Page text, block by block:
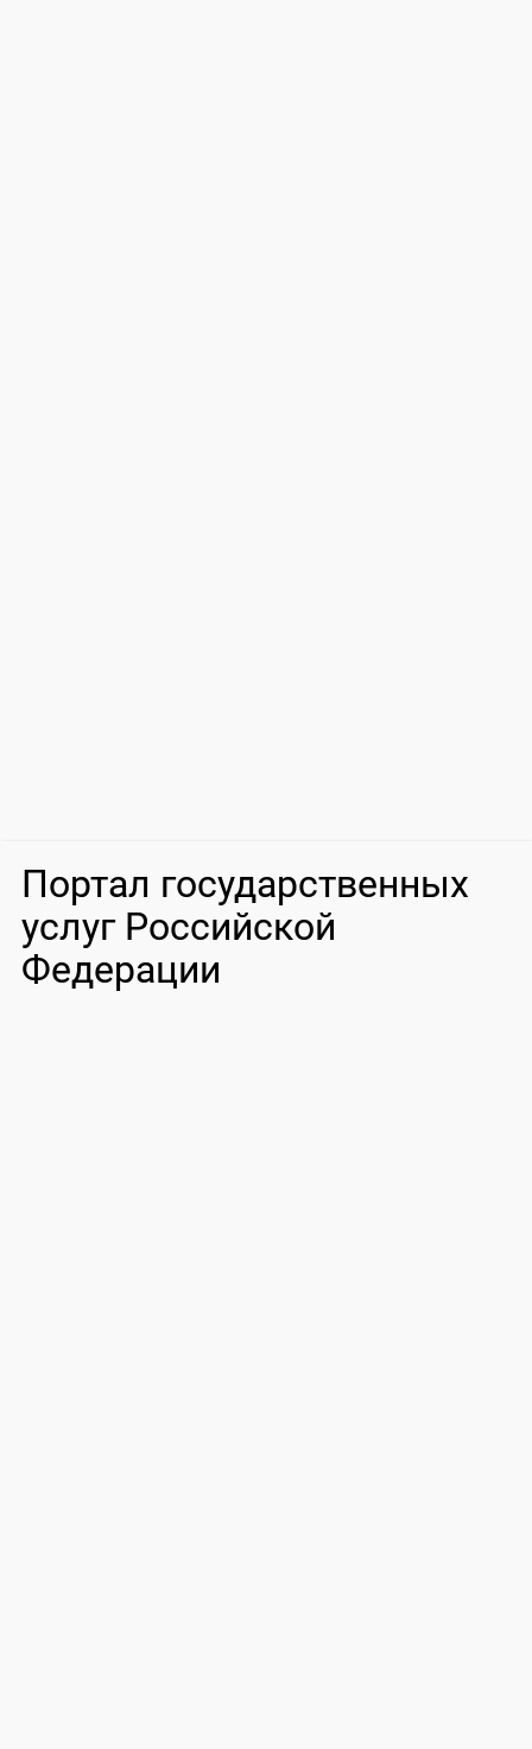
Портал государственных
услуг Российской
Федерации